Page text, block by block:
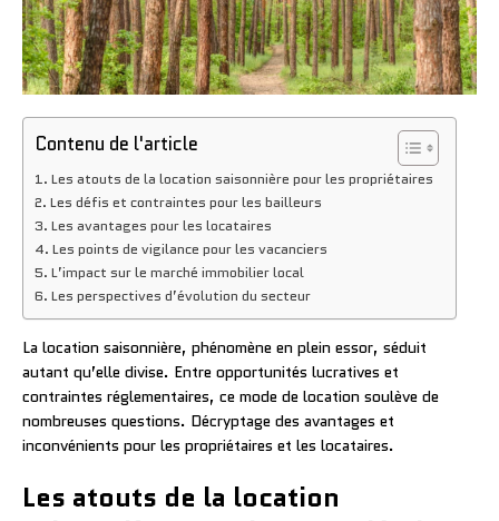
Contenu de l'article
Les atouts de la location saisonnière pour les propriétaires
Les défis et contraintes pour les bailleurs
Les avantages pour les locataires
Les points de vigilance pour les vacanciers
L’impact sur le marché immobilier local
Les perspectives d’évolution du secteur
La location saisonnière, phénomène en plein essor, séduit
autant qu’elle divise. Entre opportunités lucratives et
contraintes réglementaires, ce mode de location soulève de
nombreuses questions. Décryptage des avantages et
inconvénients pour les propriétaires et les locataires.
Les atouts de la location